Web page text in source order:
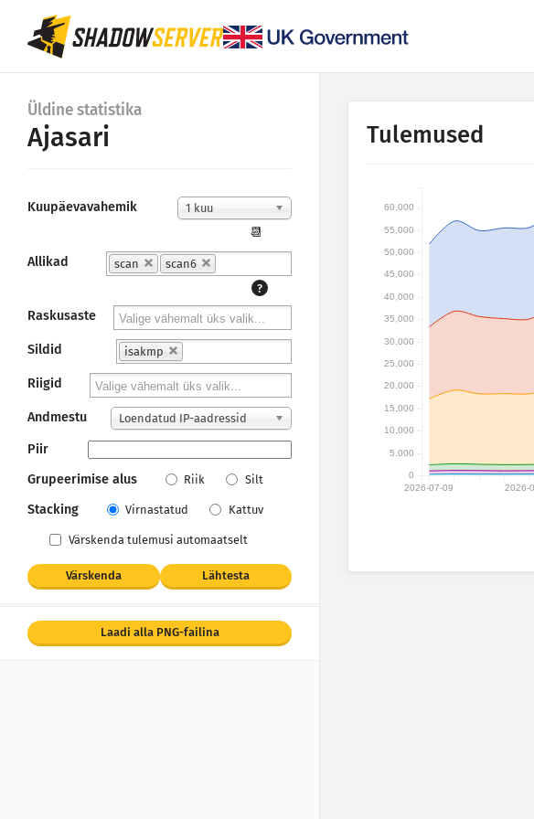
Üldine statistika
Ajasari
Kuupäevavahemik 1 kuu
📆
Allikad
scan
scan6
?
Raskusaste
Sildid isakmp
Riigid
Andmestu Loendatud IP-aadressid
Piir
Grupeerimise alus
Riik Silt
Stacking Virnastatud Kattuv
Värskenda tulemusi automaatselt
Värskenda Lähtesta
Laadi alla PNG-failina
Tulemused
2026-07-09 2026-
0
5,000
10,000
15,000
20,000
25,000
30,000
35,000
40,000
45,000
50,000
55,000
60,000